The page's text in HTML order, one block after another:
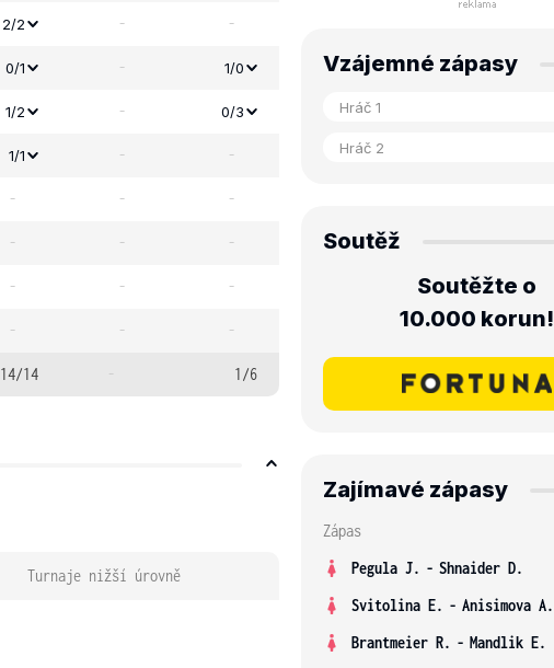
2/2 - -
0/1 - 1/0
1/2 - 0/3
1/1 - -
- - -
- - -
- - -
- - -
14/14 - 1/6
Turnaje nižší úrovně
Vzájemné zápasy
Soutěž
Soutěžte o
10.000 korun!
Zajímavé zápasy
Zápas
Pegula J. - Shnaider D.
Svitolina E. - Anisimova A.
Brantmeier R. - Mandlik E.